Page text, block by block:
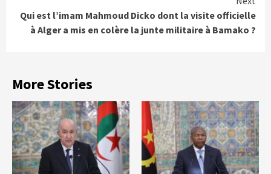
Qui est l’imam Mahmoud Dicko dont la visite officielle
à Alger a mis en colère la junte militaire à Bamako ?
More Stories